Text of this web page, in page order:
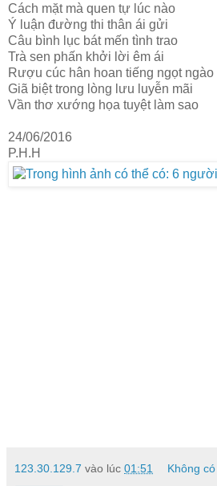
Cách mặt mà quen tự lúc nào
Ý luận đường thi thân ái gửi
Câu bình lục bát mến tình trao
Trà sen phấn khởi lời êm ái
Rượu cúc hân hoan tiếng ngọt ngào
Giã biệt trong lòng lưu luyễn mãi
Vần thơ xướng họa tuyệt làm sao
24/06/2016
P.H.H
123.30.129.7 vào lúc 01:51 Không